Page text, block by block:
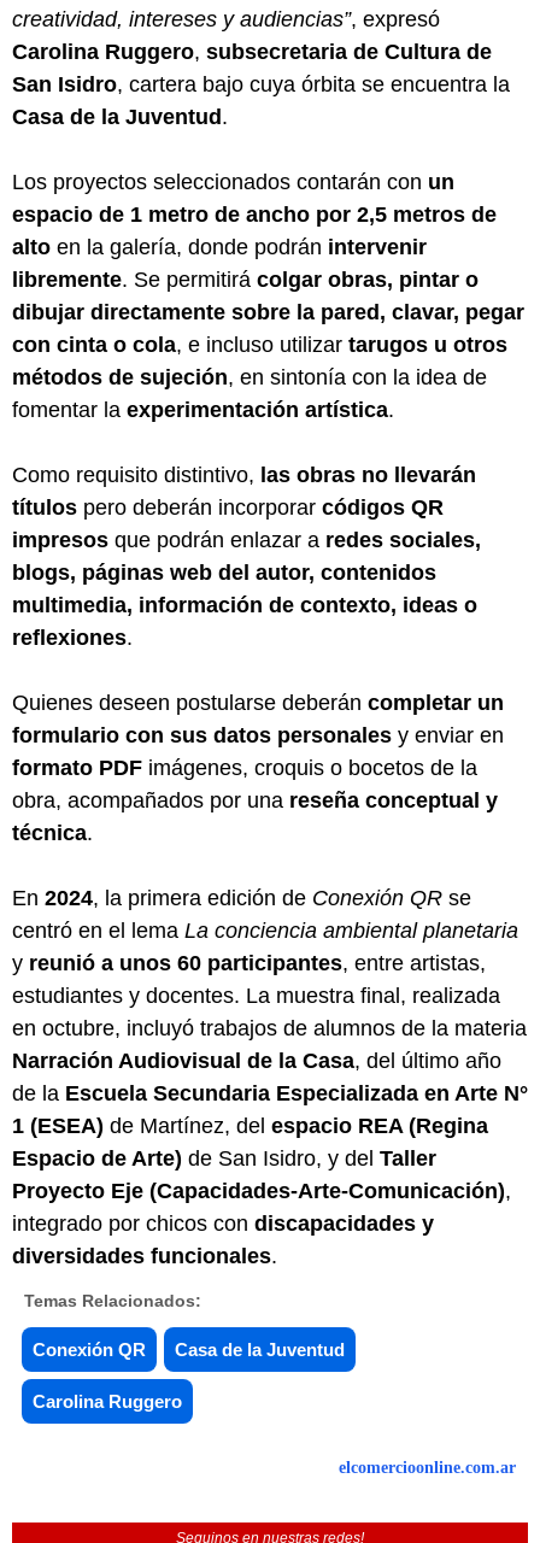
creatividad, intereses y audiencias”, expresó
Carolina Ruggero, subsecretaria de Cultura de
San Isidro, cartera bajo cuya órbita se encuentra la
Casa de la Juventud.
Los proyectos seleccionados contarán con un
espacio de 1 metro de ancho por 2,5 metros de
alto en la galería, donde podrán intervenir
libremente. Se permitirá colgar obras, pintar o
dibujar directamente sobre la pared, clavar, pegar
con cinta o cola, e incluso utilizar tarugos u otros
métodos de sujeción, en sintonía con la idea de
fomentar la experimentación artística.
Como requisito distintivo, las obras no llevarán
títulos pero deberán incorporar códigos QR
impresos que podrán enlazar a redes sociales,
blogs, páginas web del autor, contenidos
multimedia, información de contexto, ideas o
reflexiones.
Quienes deseen postularse deberán completar un
formulario con sus datos personales y enviar en
formato PDF imágenes, croquis o bocetos de la
obra, acompañados por una reseña conceptual y
técnica.
En 2024, la primera edición de Conexión QR se
centró en el lema La conciencia ambiental planetaria
y reunió a unos 60 participantes, entre artistas,
estudiantes y docentes. La muestra final, realizada
en octubre, incluyó trabajos de alumnos de la materia
Narración Audiovisual de la Casa, del último año
de la Escuela Secundaria Especializada en Arte N°
1 (ESEA) de Martínez, del espacio REA (Regina
Espacio de Arte) de San Isidro, y del Taller
Proyecto Eje (Capacidades-Arte-Comunicación),
integrado por chicos con discapacidades y
diversidades funcionales.
Temas Relacionados:
Conexión QR Casa de la Juventud
Carolina Ruggero
elcomercioonline.com.ar
Seguinos en nuestras redes!